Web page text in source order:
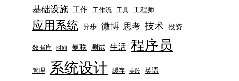
基础设施 工作 工作流 工具 工程师
应用系统 异步 微博 思考 技术 投资
数据库 时间 曼联 测试 生活 程序员
管理 系统设计 缓存 美股 英语